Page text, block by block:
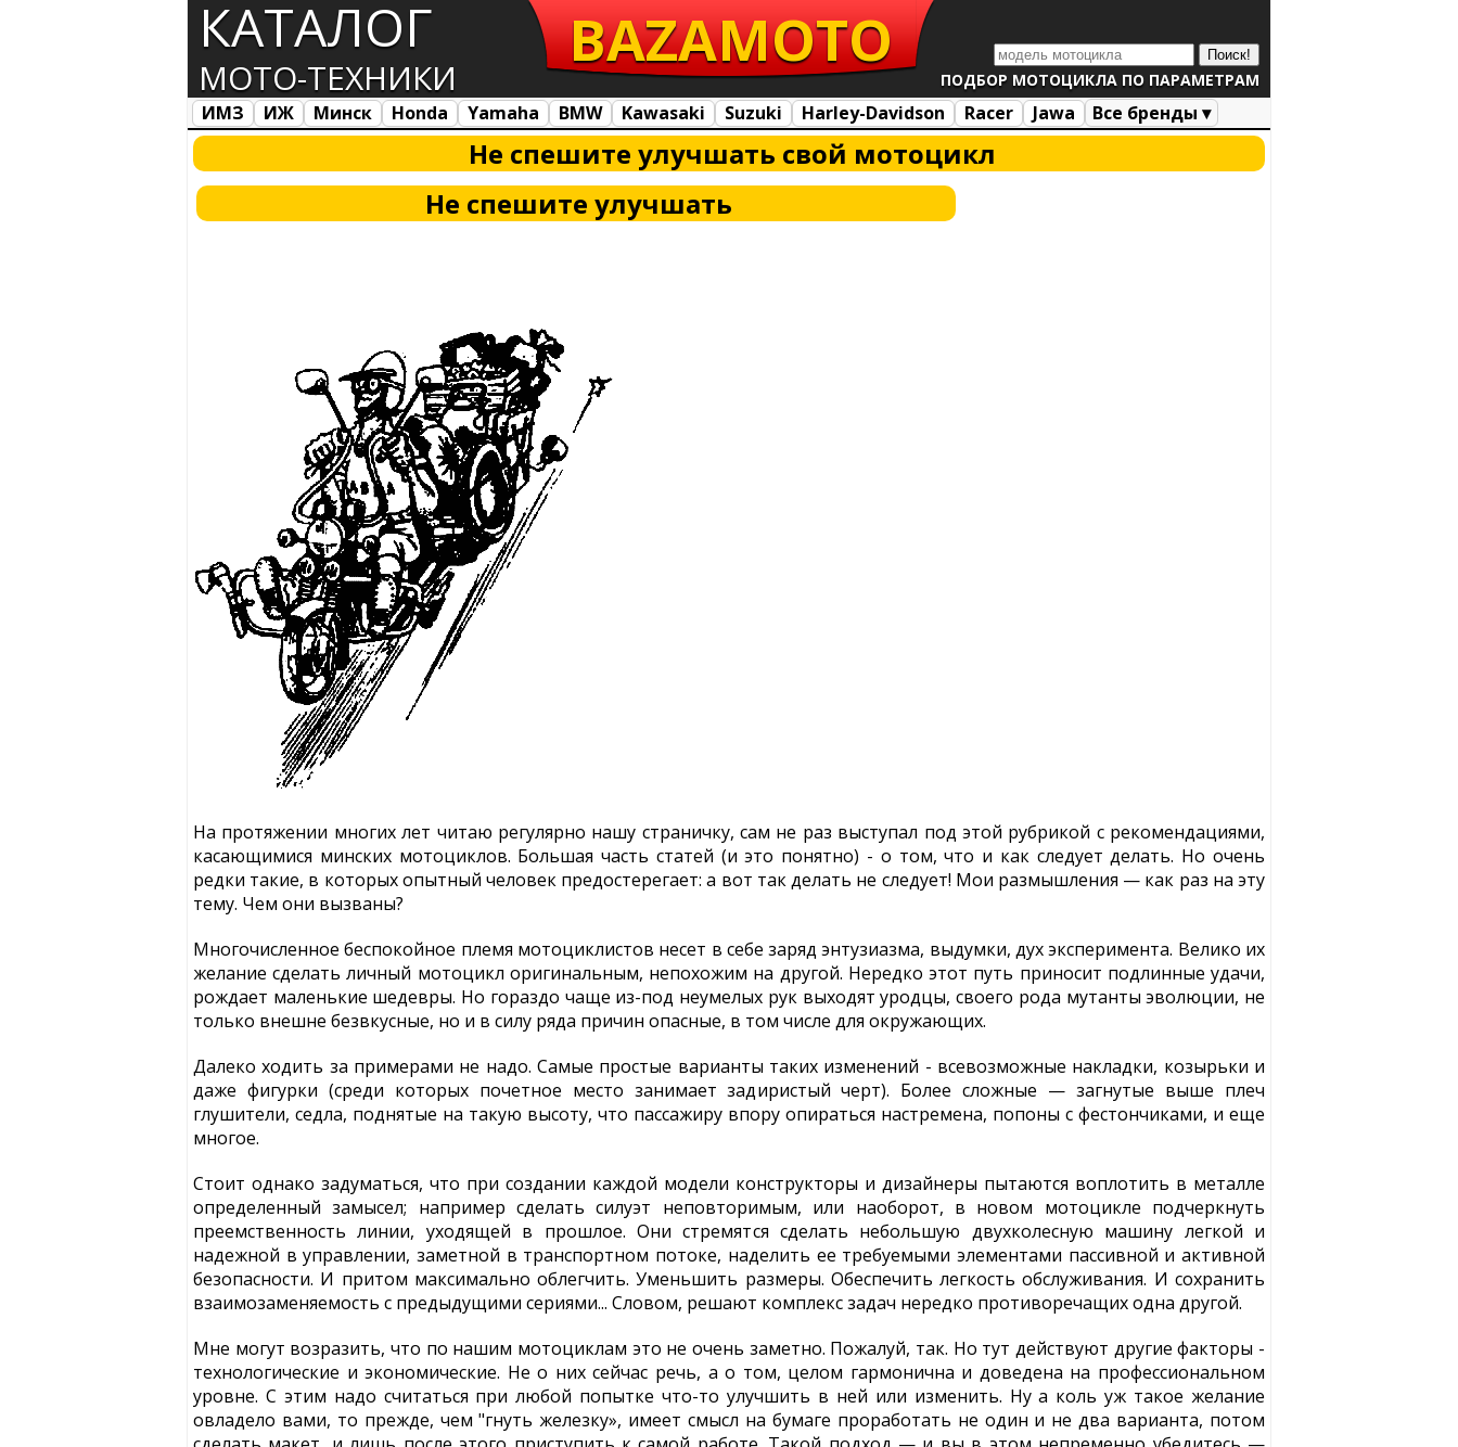
КАТАЛОГ
МОТО-ТЕХНИКИ ПОДБОР МОТОЦИКЛА ПО ПАРАМЕТРАМ
BAZAMOTO
ИМЗ ИЖ Минск Honda Yamaha BMW Kawasaki Suzuki Harley-Davidson Racer Jawa
Все бренды ▾
Все марки
Загрузка...
Не спешите улучшать свой мотоцикл
Не спешите улучшать
На протяжении многих лет читаю регулярно нашу страничку, сам не раз выступал под этой рубрикой с рекомендациями,
касающимися минских мотоциклов. Большая часть статей (и это понятно) - о том, что и как следует делать. Но очень
редки такие, в которых опытный человек предостерегает: а вот так делать не следует! Мои размышления — как раз на эту
тему. Чем они вызваны?
Многочисленное беспокойное племя мотоциклистов несет в себе заряд энтузиазма, выдумки, дух эксперимента. Велико их
желание сделать личный мотоцикл оригинальным, непохожим на другой. Нередко этот путь приносит подлинные удачи,
рождает маленькие шедевры. Но гораздо чаще из-под неумелых рук выходят уродцы, своего рода мутанты эволюции, не
только внешне безвкусные, но и в силу ряда причин опасные, в том числе для окружающих.
Далеко ходить за примерами не надо. Самые простые варианты таких изменений - всевозможные накладки, козырьки и
даже фигурки (среди которых почетное место занимает задиристый черт). Более сложные — загнутые выше плеч
глушители, седла, поднятые на такую высоту, что пассажиру впору опираться настремена, попоны с фестончиками, и еще
многое.
Стоит однако задуматься, что при создании каждой модели конструкторы и дизайнеры пытаются воплотить в металле
определенный замысел; например сделать силуэт неповторимым, или наоборот, в новом мотоцикле подчеркнуть
преемственность линии, уходящей в прошлое. Они стремятся сделать небольшую двухколесную машину легкой и
надежной в управлении, заметной в транспортном потоке, наделить ее требуемыми элементами пассивной и активной
безопасности. И притом максимально облегчить. Уменьшить размеры. Обеспечить легкость обслуживания. И сохранить
взаимозаменяемость с предыдущими сериями... Словом, решают комплекс задач нередко противоречащих одна другой.
Мне могут возразить, что по нашим мотоциклам это не очень заметно. Пожалуй, так. Но тут действуют другие факторы -
технологические и экономические. Не о них сейчас речь, а о том, целом гармонична и доведена на профессиональном
уровне. С этим надо считаться при любой попытке что-то улучшить в ней или изменить. Ну а коль уж такое желание
овладело вами, то прежде, чем "гнуть железку», имеет смысл на бумаге проработать не один и не два варианта, потом